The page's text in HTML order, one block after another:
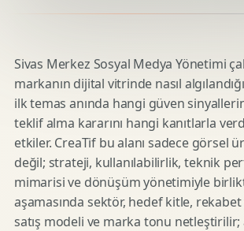
Sivas Merkez Sosyal Medya Yönetimi
markanın dijital vitrinde nasıl
ilk temas anında hangi güven
teklif alma kararını hangi kanıtlarla
etkiler. CreaTif bu alanı sadece görsel
değil; strateji, kullanılabilirlik, teknik
mimarisi ve dönüşüm yönetimiyle
aşamasında sektör, hedef kitle,
satış modeli ve marka tonu netleştirilir;